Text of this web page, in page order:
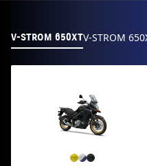
V-STROM 650XTV-STROM